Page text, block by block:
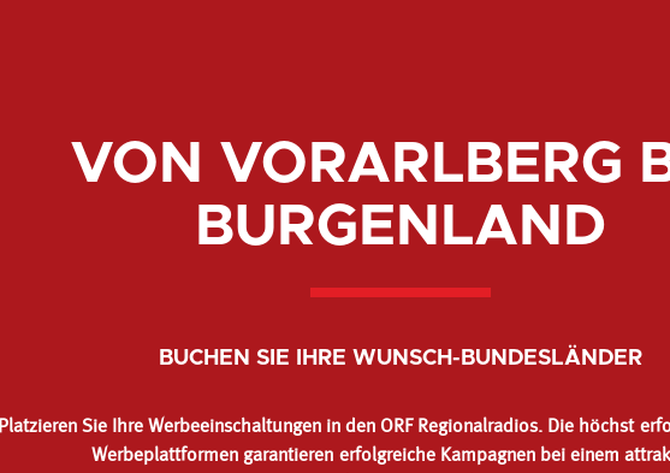
VON VORARLBERG
BURGENLAND
BUCHEN SIE IHRE WUNSCH-BUNDESLÄNDER
Platzieren Sie Ihre Werbeeinschaltungen in den ORF Regionalradios. Die höchst
Werbeplattformen garantieren erfolgreiche Kampagnen bei einem